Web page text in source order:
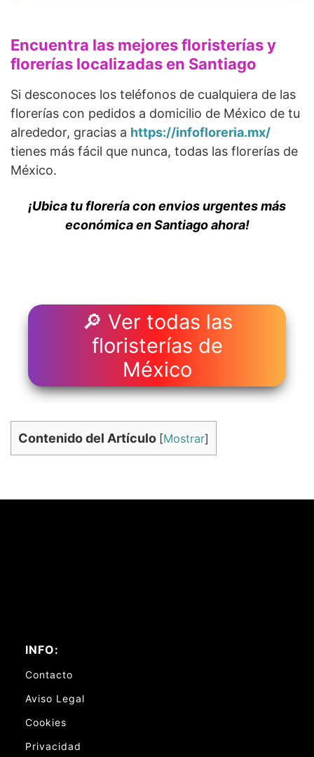
Encuentra las mejores floristerías y
florerías localizadas en Santiago
Si desconoces los teléfonos de cualquiera de las
florerías con pedidos a domicilio de México de tu
alrededor, gracias a https://infofloreria.mx/
tienes más fácil que nunca, todas las florerías de
México.
¡Ubica tu florería con envios urgentes más
económica en Santiago ahora!
🔎 Ver todas las
floristerías de
México
Contenido del Artículo [Mostrar]
INFO:
Contacto
Aviso Legal
Cookies
Privacidad